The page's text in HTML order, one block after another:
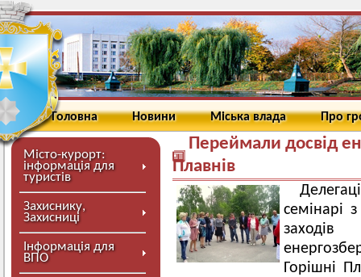
Головна Новини Міська влада Про
Місто-курорт:
інформація для
туристів
Захиснику,
Захисниці
Інформація для
ВПО
Переймали досвід
Плавнів
семінарі
Горішні